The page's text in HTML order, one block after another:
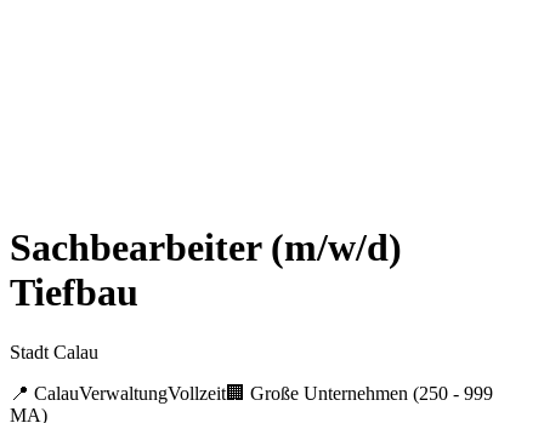
Sachbearbeiter (m/w/d)
Tiefbau
Stadt Calau
📍 CalauVerwaltungVollzeit🏢 Große Unternehmen (250 - 999
MA)